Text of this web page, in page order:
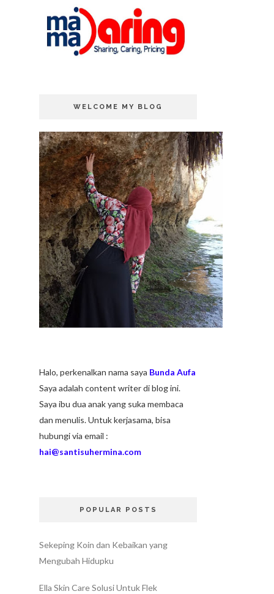
WELCOME MY BLOG
Halo, perkenalkan nama saya Bunda Aufa
Saya adalah content writer di blog ini.
Saya ibu dua anak yang suka membaca
dan menulis. Untuk kerjasama, bisa
hubungi via email :
hai@santisuhermina.com
POPULAR POSTS
Sekeping Koin dan Kebaikan yang
Mengubah Hidupku
Ella Skin Care Solusi Untuk Flek